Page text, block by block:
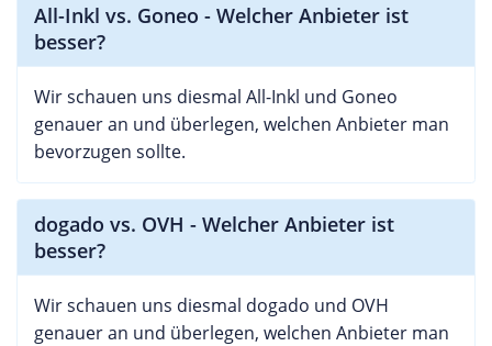
All-Inkl vs. Goneo - Welcher Anbieter ist
besser?
Wir schauen uns diesmal All-Inkl und Goneo
genauer an und überlegen, welchen Anbieter man
bevorzugen sollte.
dogado vs. OVH - Welcher Anbieter ist
besser?
Wir schauen uns diesmal dogado und OVH
genauer an und überlegen, welchen Anbieter man